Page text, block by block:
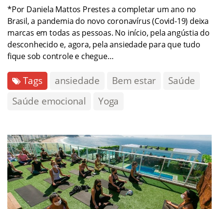
*Por Daniela Mattos Prestes a completar um ano no
Brasil, a pandemia do novo coronavírus (Covid-19) deixa
marcas em todas as pessoas. No início, pela angústia do
desconhecido e, agora, pela ansiedade para que tudo
fique sob controle e chegue…
Tags ansiedade Bem estar
Saúde
Saúde emocional
Yoga